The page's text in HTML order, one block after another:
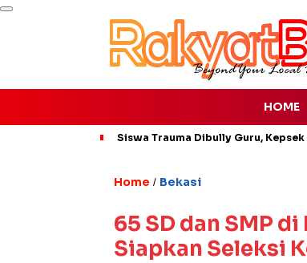
HOME
Siswa Trauma Dibully Guru, Kepsek
Home / Bekasi
65 SD dan SMP
Siapkan Seleksi